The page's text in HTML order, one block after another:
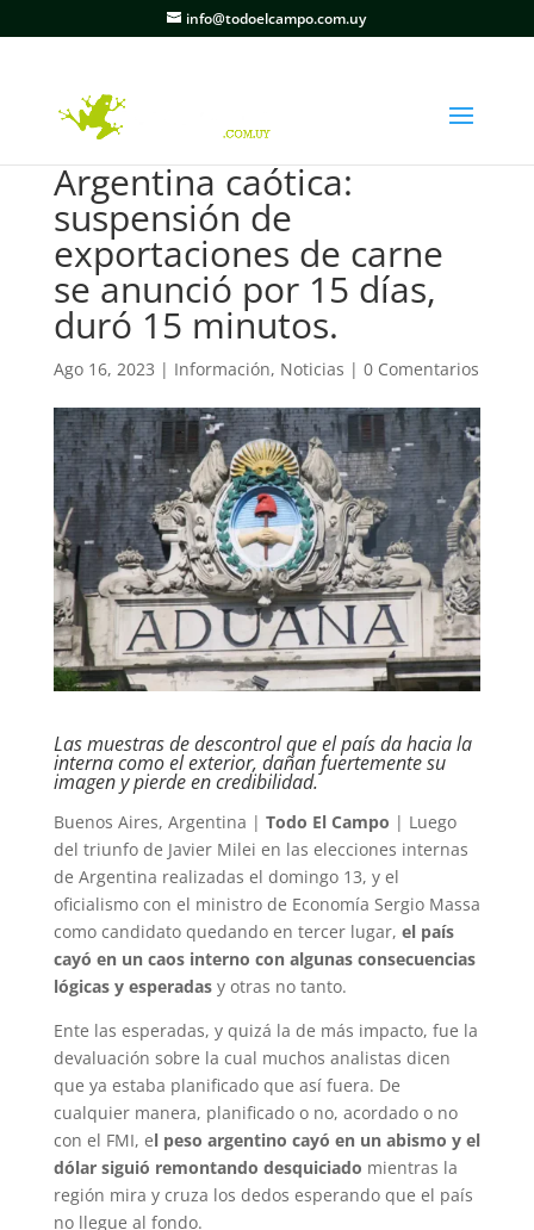
info@todoelcampo.com.uy
Argentina caótica:
suspensión de
exportaciones de carne
se anunció por 15 días,
duró 15 minutos.
Ago 16, 2023 | Información, Noticias | 0 Comentarios
Las muestras de descontrol que el país da hacia la
interna como el exterior, dañan fuertemente su
imagen y pierde en credibilidad.
Buenos Aires, Argentina | Todo El Campo | Luego
del triunfo de Javier Milei en las elecciones internas
de Argentina realizadas el domingo 13, y el
oficialismo con el ministro de Economía Sergio Massa
como candidato quedando en tercer lugar, el país
cayó en un caos interno con algunas consecuencias
lógicas y esperadasy otras no tanto.
Ente las esperadas, y quizá la de más impacto, fue la
devaluación sobre la cual muchos analistas dicen
que ya estaba planificado que así fuera. De
cualquier manera, planificado o no, acordado o no
con el FMI, el peso argentino cayó en un abismo y el
dólar siguió remontando desquiciado mientras la
región mira y cruza los dedos esperando que el país
no llegue al fondo.